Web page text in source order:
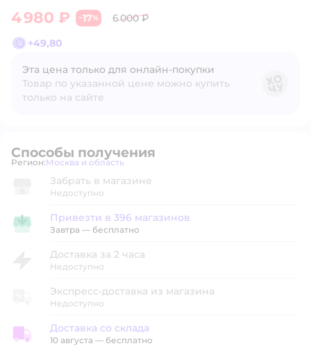
4 980 ₽ −17%
6 000 ₽
+49,80
Эта цена только для онлайн‑покупки
Товар по указанной цене можно купить
только на сайте
Способы получения
Регион: Выбор адреса доставки.
Москва и область
Забрать в магазине
Недоступно
Привезти в магазин
Привезти в 396 магазинов
Завтра — бесплатно
Доставка за 2 часа
Недоступно
Экспресс-доставка из магазина
Недоступно
Доставка со склада
Доставка со склада
10 августа — бесплатно